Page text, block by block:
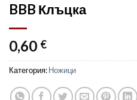
BBB Клъцка
0,60 €
Категория:Ножици